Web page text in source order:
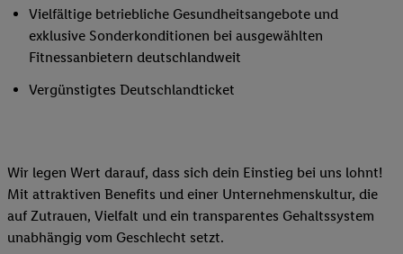
Vielfältige betriebliche Gesundheitsangebote und
exklusive Sonderkonditionen bei ausgewählten
Fitnessanbietern deutschlandweit
Vergünstigtes Deutschlandticket
Wir legen Wert darauf, dass sich dein Einstieg bei uns lohnt!
Mit attraktiven Benefits und einer Unternehmenskultur, die
auf Zutrauen, Vielfalt und ein transparentes Gehaltssystem
unabhängig vom Geschlecht setzt.